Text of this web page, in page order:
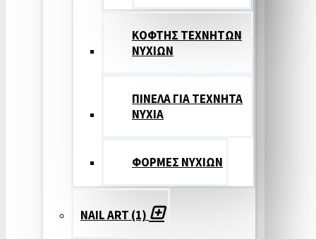
ΚΟΦΤΗΣ ΤΕΧΝΗΤΩΝ
ΝΥΧΙΩΝ
ΠΙΝΕΛΑ ΓΙΑ ΤΕΧΝΗΤΑ
ΝΥΧΙΑ
ΦΟΡΜΕΣ ΝΥΧΙΩΝ
NAIL ART (1)